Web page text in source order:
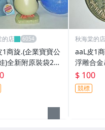
的店
1商旋.(企業寶寶公
)全新附原裝袋200
王發行快樂腳國
公仔!--距今已有1
!
秋海棠的店
aaL皮1
浮雕合
$ 100
競標